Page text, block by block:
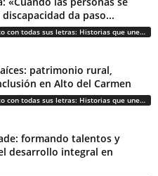
da paso...
Provincia del Huasco con todas sus letras: Historias que unen cultura, diversidad e identidad
patrimonio rural,
en Alto del Carmen
Provincia del Huasco con todas sus letras: Historias que unen cultura, diversidad e identidad
formando talentos y
desarrollo integral en